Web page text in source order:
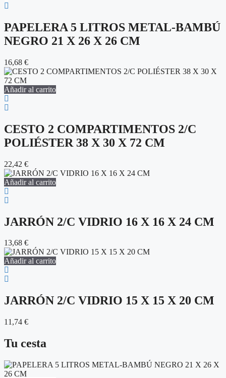
PAPELERA 5 LITROS METAL-BAMBÚ
NEGRO 21 X 26 X 26 CM
16,68 €
Añadir al carrito
CESTO 2 COMPARTIMENTOS 2/C
POLIÉSTER 38 X 30 X 72 CM
22,42 €
Añadir al carrito
JARRÓN 2/C VIDRIO 16 X 16 X 24 CM
13,68 €
Añadir al carrito
JARRÓN 2/C VIDRIO 15 X 15 X 20 CM
11,74 €
Tu cesta